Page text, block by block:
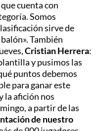
cuenta con
Somos
sirve de
También
Cristian Herrera:
y pusimos las
puntos debemos
para ganar este
la afición nos
a partir de las
de nuestro